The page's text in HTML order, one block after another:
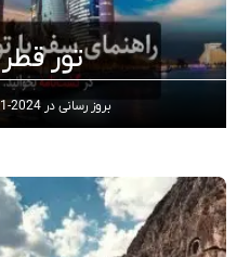
تور قطر
بروز رسانی در2024-01-13